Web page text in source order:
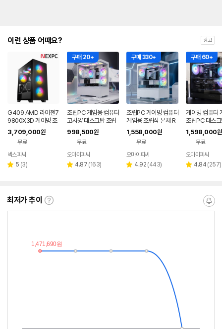
이런 상품 어때요? 광고
G409 AMD 라이젠7
9800X3D 게이밍 조
립PC 본체 RTX508
0
3,709,000원
무료
넥스피씨
별 5 리
(3)
구매 20+
조립PC 게임용 컴퓨터
고사양 데스크탑 조립
식 본체 피씨 조립컴 롤
견적 NX1
998,500원
무료
오마이피씨
별 4.87 리
(163)
구매 330+
조립PC 게이밍 컴퓨터
게임용 조립식 본체 R
TX5060 TI 고사양
아이온2 UL2
1,558,000원
무료
오마이피씨
별 4.92 리
(443)
구매 60+
게이밍 컴퓨터
조립PC 데스
식 본체 고사양
이온2 견적
1,598,000원
무료
오마이피씨
별 4.84 리
(257)
최저가 추이
최
이
란?
알